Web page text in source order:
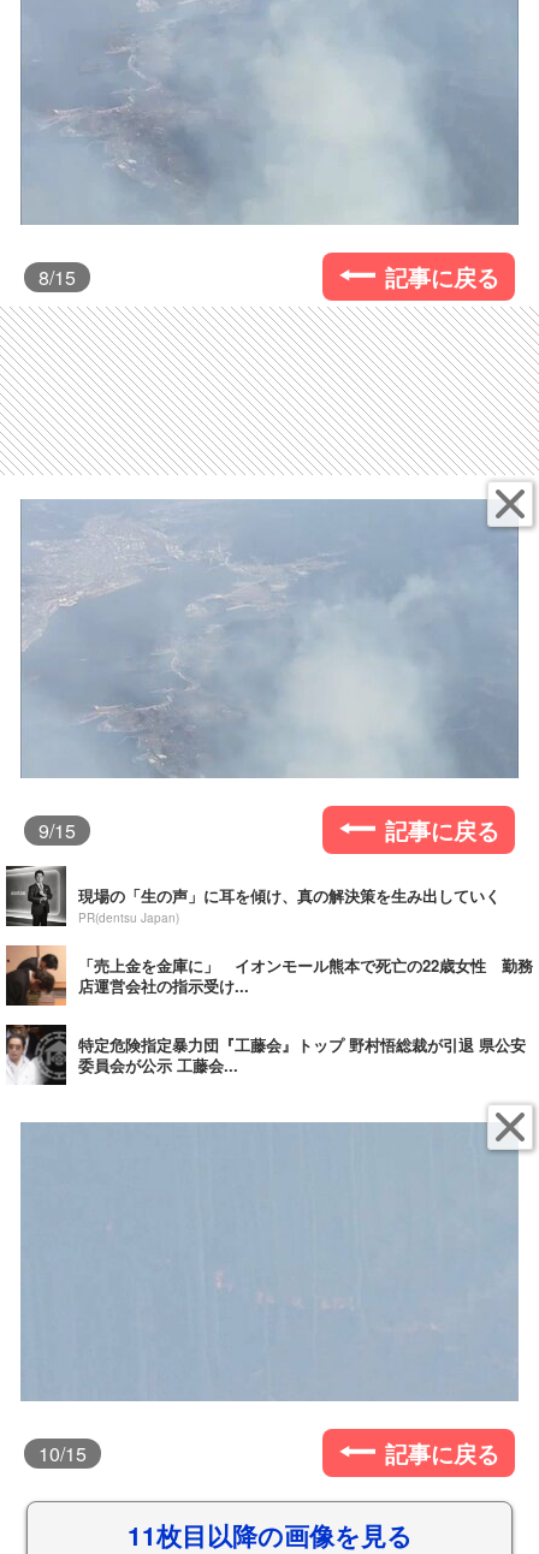
8/15 記事に戻る
9/15 記事に戻る
現場の「生の声」に耳を傾け、真の解決策を生み出していく
PR(dentsu Japan)
「売上金を金庫に」 イオンモール熊本で死亡の22歳女性 勤務
店運営会社の指示受け...
特定危険指定暴力団『工藤会』トップ 野村悟総裁が引退 県公安
委員会が公示 工藤会...
10/15 記事に戻る
11枚目以降の画像を見る